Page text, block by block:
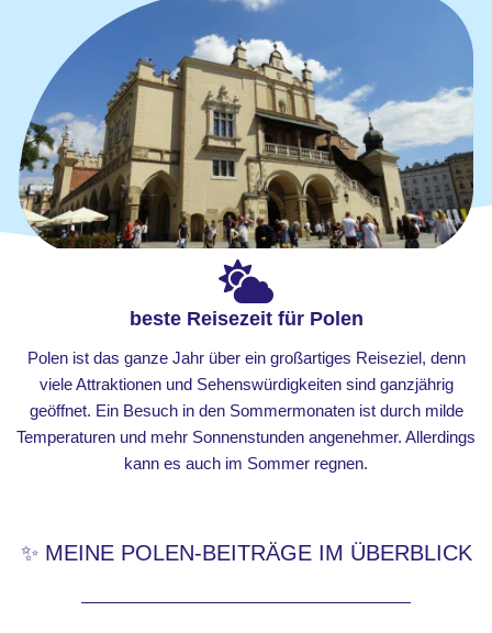
beste Reisezeit für Polen
Polen ist das ganze Jahr über ein großartiges Reiseziel, denn
viele Attraktionen und Sehenswürdigkeiten sind ganzjährig
geöffnet. Ein Besuch in den Sommermonaten ist durch milde
Temperaturen und mehr Sonnenstunden angenehmer. Allerdings
kann es auch im Sommer regnen.
✨ MEINE POLEN-BEITRÄGE IM ÜBERBLICK